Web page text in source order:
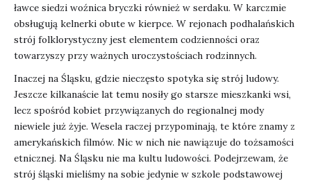
ławce siedzi woźnica bryczki również w serdaku. W karczmie
obsługują kelnerki obute w kierpce. W rejonach podhalańskich
strój folklorystyczny jest elementem codzienności oraz
towarzyszy przy ważnych uroczystościach rodzinnych.
Inaczej na Śląsku, gdzie nieczęsto spotyka się strój ludowy.
Jeszcze kilkanaście lat temu nosiły go starsze mieszkanki wsi,
lecz spośród kobiet przywiązanych do regionalnej mody
niewiele już żyje. Wesela raczej przypominają, te które znamy z
amerykańskich filmów. Nic w nich nie nawiązuje do tożsamości
etnicznej. Na Śląsku nie ma kultu ludowości. Podejrzewam, że
strój śląski mieliśmy na sobie jedynie w szkole podstawowej